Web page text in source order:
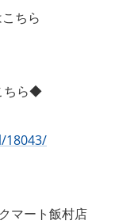
ちら
ちら◆
18043/
マート飯村店